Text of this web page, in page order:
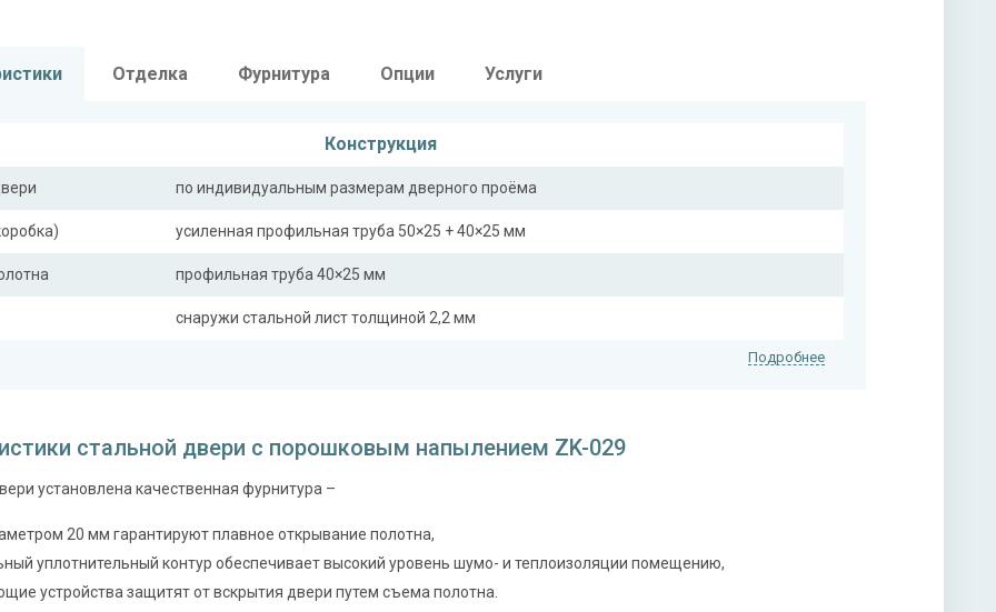
Отделка Фурнитура Опции Услуги
Конструкция
по индивидуальным размерам дверного проёма
усиленная профильная труба 50×25 + 40×25 мм
профильная труба 40×25 мм
снаружи стальной лист толщиной 2,2 мм
Отделка
порошковое напыление (цвет на выбор)
панель из МДФ 10 мм (цвет и фрезеровка на выбор)
Запирающие устройства и фурнитура
Подробнее
стальной двери с порошковым напылением ZK-029
установлена качественная фурнитура –
20 мм гарантируют плавное открывание полотна,
уплотнительный контур обеспечивает высокий уровень шумо- и теплоизоляции помещению,
устройства защитят от вскрытия двери путем съема полотна.